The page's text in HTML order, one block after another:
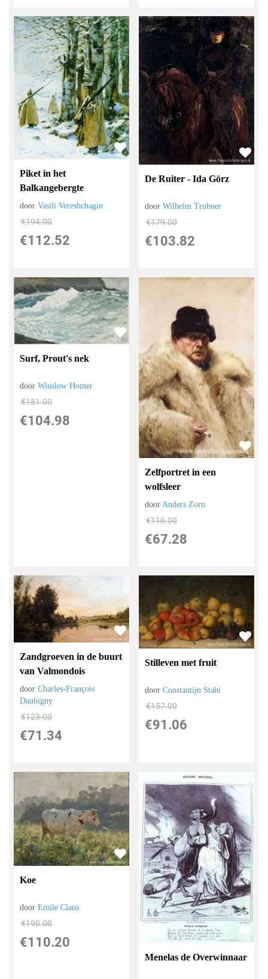
Piket in het
Balkangebergte
doorVasili Vereshchagin
€194.00
€112.52
De Ruiter - Ida Görz
doorWilhelm Trubner
€179.00
€103.82
Surf, Prout's nek
doorWinslow Homer
€181.00
€104.98
Zelfportret in een
wolfsleer
door Anders Zorn
€116.00
€67.28
Zandgroeven in de buurt
van Valmondois
doorCharles-François
Daubigny
€123.00
€71.34
Stilleven met fruit
doorConstantijn Stahi
€157.00
€91.06
Koe
doorEmile Claus
€190.00
€110.20
Menelas de Overwinnaar